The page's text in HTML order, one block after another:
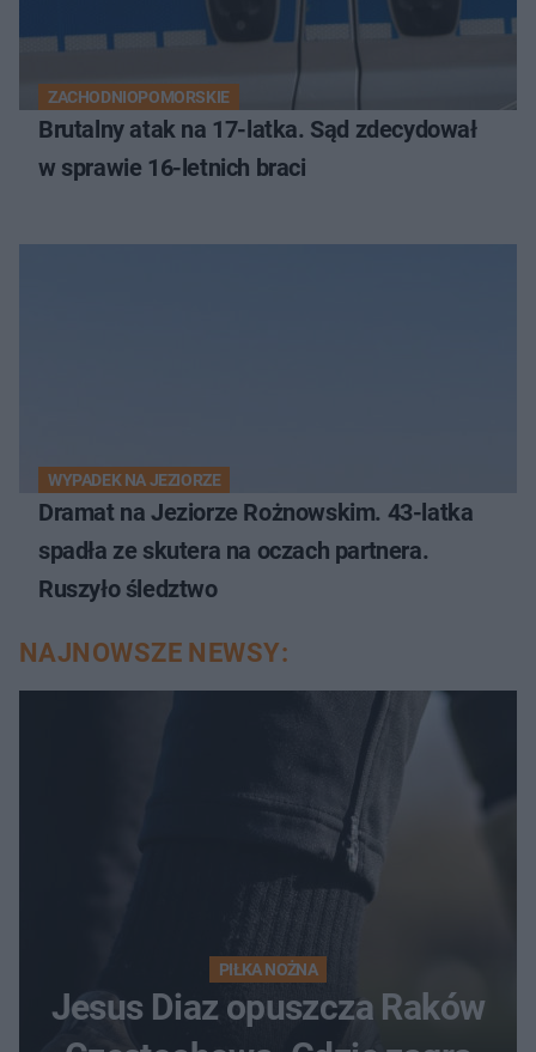
ZACHODNIOPOMORSKIE
Brutalny atak na 17-latka. Sąd zdecydował
w sprawie 16-letnich braci
WYPADEK NA JEZIORZE
Dramat na Jeziorze Rożnowskim. 43-latka
spadła ze skutera na oczach partnera.
Ruszyło śledztwo
NAJNOWSZE NEWSY:
PIŁKA NOŻNA
Jesus Diaz opuszcza Raków